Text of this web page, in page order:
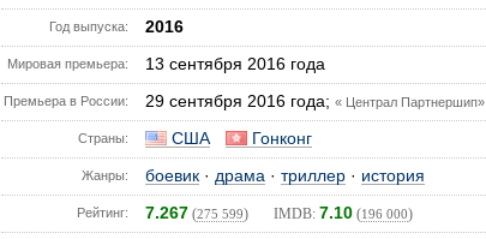
Год выпуска: 2016
Мировая премьера: 13 сентября 2016 года
Премьера в России: 29 сентября 2016 года; « Централ Партнершип»
Страны: США Гонконг
Жанры: боевик · драма · триллер · история
Рейтинг: 7.267 (275 599) IMDB: 7.10 (196 000)